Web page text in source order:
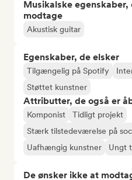
Musikalske
modtage
Akustisk guitar
Egenskaber, de elsker
Tilgængelig på Spotify
Støttet kunstner
Attributter, de også er
Komponist
Tidligt projekt
Stærk tilstedeværelse på
Uafhængig kunstner
Ungt
De ønsker ikke at